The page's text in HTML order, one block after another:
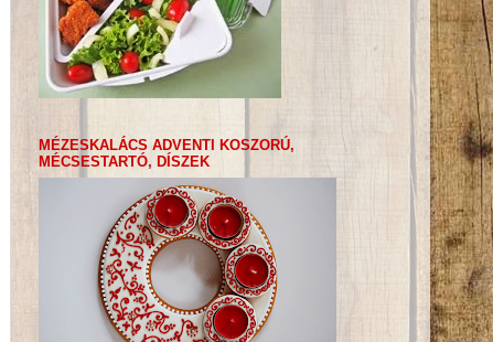
MÉZESKALÁCS ADVENTI KOSZORÚ,
MÉCSESTARTÓ, DÍSZEK